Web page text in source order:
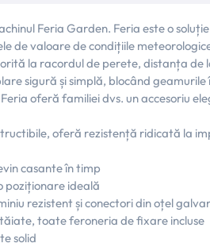
Feria Garden. Feria este o
de valoare de condițiile
la racordul de perete, distanța
sigură și simplă, blocând
oferă familiei dvs. un accesoriu
oferă rezistență ridicată la
casante în timp
poziționare ideală
rezistent și conectori din oțel
toate feroneria de fixare incluse
solid